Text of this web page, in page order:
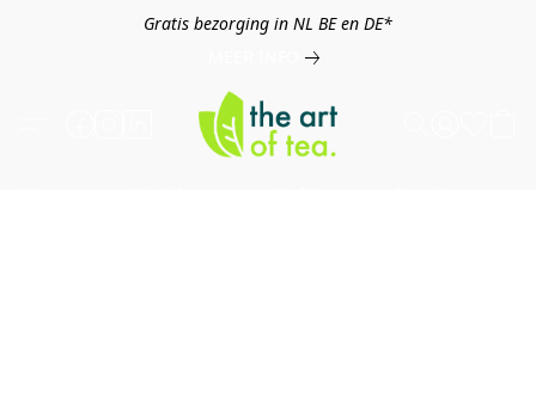
Gratis bezorging in NL BE en DE*